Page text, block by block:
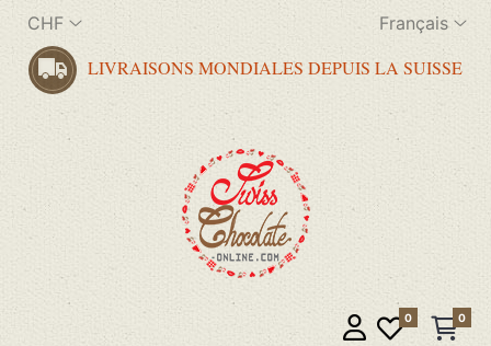
CHF Français
LIVRAISONS MONDIALES DEPUIS LA SUISSE
0 0